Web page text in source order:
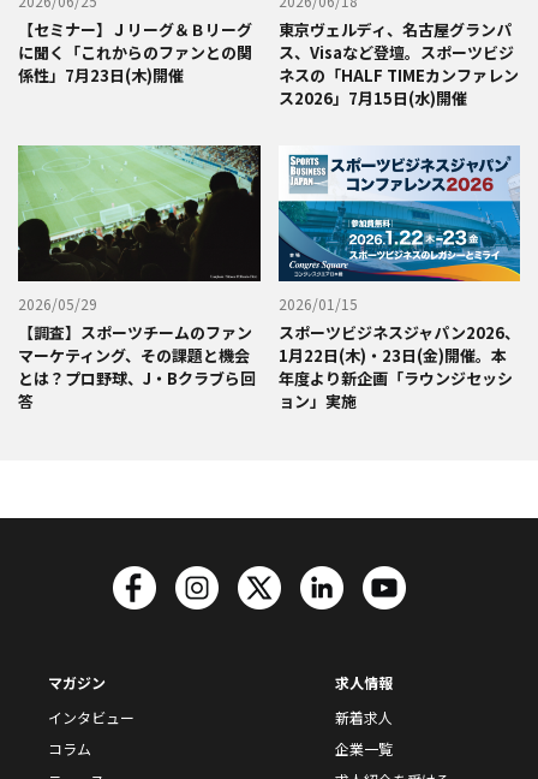
【セミナー】Ｊリーグ＆Ｂリーグ
に聞く「これからのファンとの関
係性」7月23日(木)開催
東京ヴェルディ、名古屋グランパ
ス、Visaなど登壇。スポーツビジ
ネスの「HALF TIMEカンファレン
ス2026」7月15日(水)開催
2026/05/29
【調査】スポーツチームのファン
マーケティング、その課題と機会
とは？プロ野球、J・Bクラブら回
答
2026/01/15
スポーツビジネスジャパン2026、
1月22日(木)・23日(金)開催。本
年度より新企画「ラウンジセッシ
ョン」実施
マガジン
インタビュー
コラム
求人情報
新着求人
企業一覧